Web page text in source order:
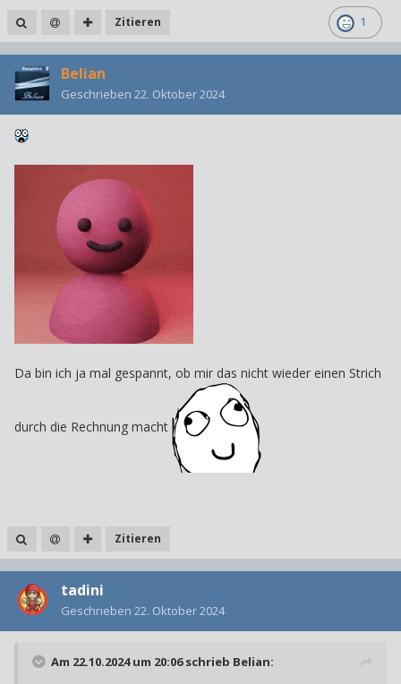
1
Zitieren
Belian
Geschrieben 22. Oktober 2024
Da bin ich ja mal gespannt, ob mir das nicht wieder einen Strich
durch die Rechnung macht
Zitieren
tadini
Geschrieben 22. Oktober 2024
Am 22.10.2024 um 20:06 schrieb Belian: